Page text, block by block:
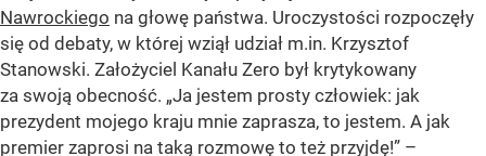
Nawrockiego na głowę państwa. Uroczystości rozpoczęły
się od debaty, w której wziął udział m.in. Krzysztof
Stanowski. Założyciel Kanału Zero był krytykowany
za swoją obecność. „Ja jestem prosty człowiek: jak
prezydent mojego kraju mnie zaprasza, to jestem. A jak
premier zaprosi na taką rozmowę to też przyjdę!” –